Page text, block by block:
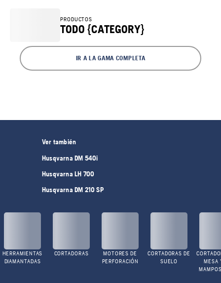
PRODUCTOS
TODO {CATEGORY}
IR A LA GAMA COMPLETA
Ver también
Husqvarna DM 540i
Husqvarna LH 700
Husqvarna DM 210 SP
HERRAMIENTAS
DIAMANTADAS
CORTADORAS
MOTORES DE
PERFORACIÓN
CORTADORAS DE
SUELO
MESA